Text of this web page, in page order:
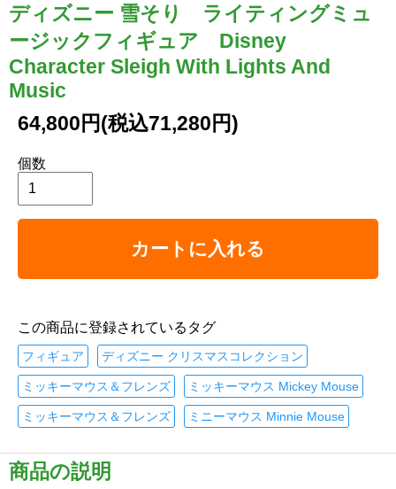
ディズニー 雪そり ライティングミュ
ージックフィギュア Disney
Character Sleigh With Lights And
Music
64,800円(税込71,280円)
個数
カートに入れる
この商品に登録されているタグ
フィギュア ディズニー クリスマスコレクション
ミッキーマウス＆フレンズ ミッキーマウス Mickey Mouse
ミッキーマウス＆フレンズ ミニーマウス Minnie Mouse
商品の説明